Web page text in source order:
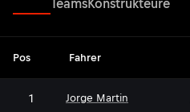
TeamsKonstrukteure
Pos Fahrer
1 Jorge Martin